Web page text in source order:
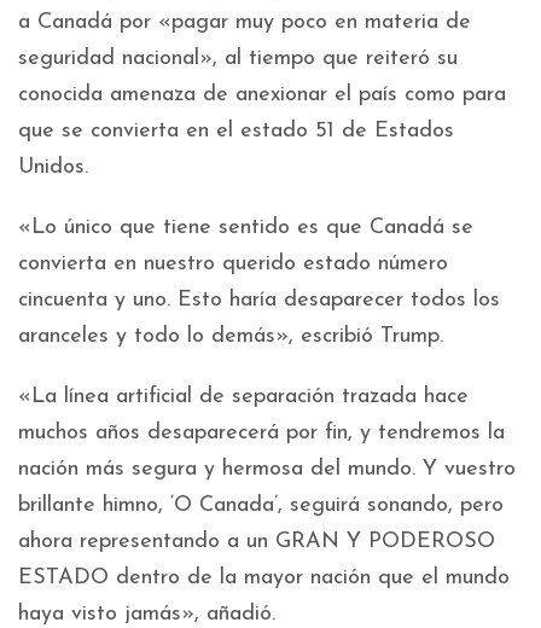
a Canadá por «pagar muy poco en materia de
seguridad nacional», al tiempo que reiteró su
conocida amenaza de anexionar el país como para
que se convierta en el estado 51 de Estados
Unidos.
«Lo único que tiene sentido es que Canadá se
convierta en nuestro querido estado número
cincuenta y uno. Esto haría desaparecer todos los
aranceles y todo lo demás», escribió Trump.
«La línea artificial de separación trazada hace
muchos años desaparecerá por fin, y tendremos la
nación más segura y hermosa del mundo. Y vuestro
brillante himno, ‘O Canada’, seguirá sonando, pero
ahora representando a un GRAN Y PODEROSO
ESTADO dentro de la mayor nación que el mundo
haya visto jamás», añadió.